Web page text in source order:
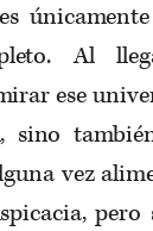
Al
ese
sino
vez